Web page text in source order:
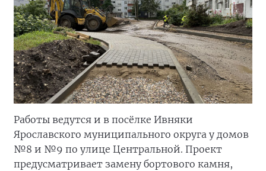
Работы ведутся и в посёлке Ивняки
Ярославского муниципального округа у домов
№8 и №9 по улице Центральной. Проект
предусматривает замену бортового камня,